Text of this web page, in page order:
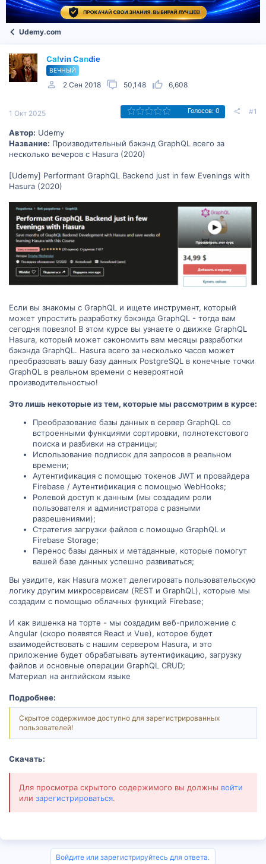
Udemy.com
Calvin Candie
ВЕЧНЫЙ
2 Сен 2018 50,148 6,608
1 Окт 2025 Голосов: 0 #1
Автор: Udemy
Название: Производительный бэкэнд GraphQL всего за
несколько вечеров с Hasura (2020)
[Udemy] Performant GraphQL Backend just in few Evenings with
Hasura (2020)
Если вы знакомы с GraphQL и ищете инструмент, который
может упростить разработку бэкэнда GraphQL - тогда вам
сегодня повезло! В этом курсе вы узнаете о движке GraphQL
Hasura, который может сэкономить вам месяцы разработки
бэкэнда GraphQL. Hasura всего за несколько часов может
преобразовать вашу базу данных PostgreSQL в конечные точки
GraphQL в реальном времени с невероятной
производительностью!
Это лишь некоторые из тем, которые мы рассмотрим в курсе:
Преобразование базы данных в сервер GraphQL со
встроенными функциями сортировки, полнотекстового
поиска и разбивки на страницы;
Использование подписок для запросов в реальном
времени;
Аутентификация с помощью токенов JWT и провайдера
Firebase / Аутентификация с помощью WebHooks;
Ролевой доступ к данным (мы создадим роли
пользователя и администратора с разными
разрешениями);
Стратегия загрузки файлов с помощью GraphQL и
Firebase Storage;
Перенос базы данных и метаданные, которые помогут
вашей базе данных успешно развиваться;
Вы увидите, как Hasura может делегировать пользовательскую
логику другим микросервисам (REST и GraphQL), которые мы
создадим с помощью облачных функций Firebase;
И как вишенка на торте - мы создадим веб-приложение с
Angular (скоро появятся React и Vue), которое будет
взаимодействовать с нашим сервером Hasura, и это
приложение будет обрабатывать аутентификацию, загрузку
файлов и основные операции GraphQL CRUD;
Материал на английском языке
Подробнее:
Скрытое содержимое доступно для зарегистрированных
пользователей!
Скачать:
Для просмотра скрытого содержимого вы должны войти
или зарегистрироваться.
Войдите или зарегистрируйтесь для ответа.